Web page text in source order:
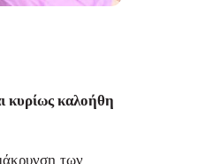
κυρίως καλοήθη
των